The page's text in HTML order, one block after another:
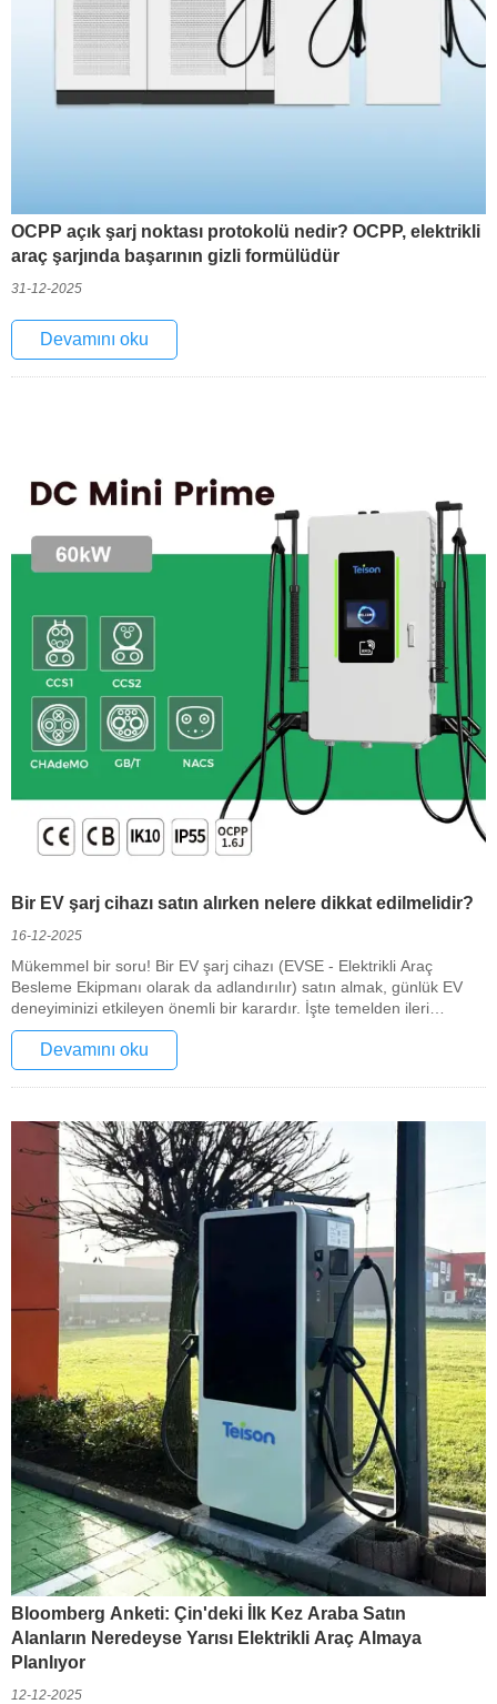
OCPP açık şarj noktası protokolü nedir? OCPP, elektrikli
araç şarjında başarının gizli formülüdür
31-12-2025
Devamını oku
Bir EV şarj cihazı satın alırken nelere dikkat edilmelidir?
16-12-2025
Mükemmel bir soru! Bir EV şarj cihazı (EVSE - Elektrikli Araç
Besleme Ekipmanı olarak da adlandırılır) satın almak, günlük EV
deneyiminizi etkileyen önemli bir karardır. İşte temelden ileri
seviyeye kadar dikkat edilmesi gerekenlerin kapsamlı bir dökümü.
Devamını oku
Bloomberg Anketi: Çin'deki İlk Kez Araba Satın
Alanların Neredeyse Yarısı Elektrikli Araç Almaya
Planlıyor
12-12-2025